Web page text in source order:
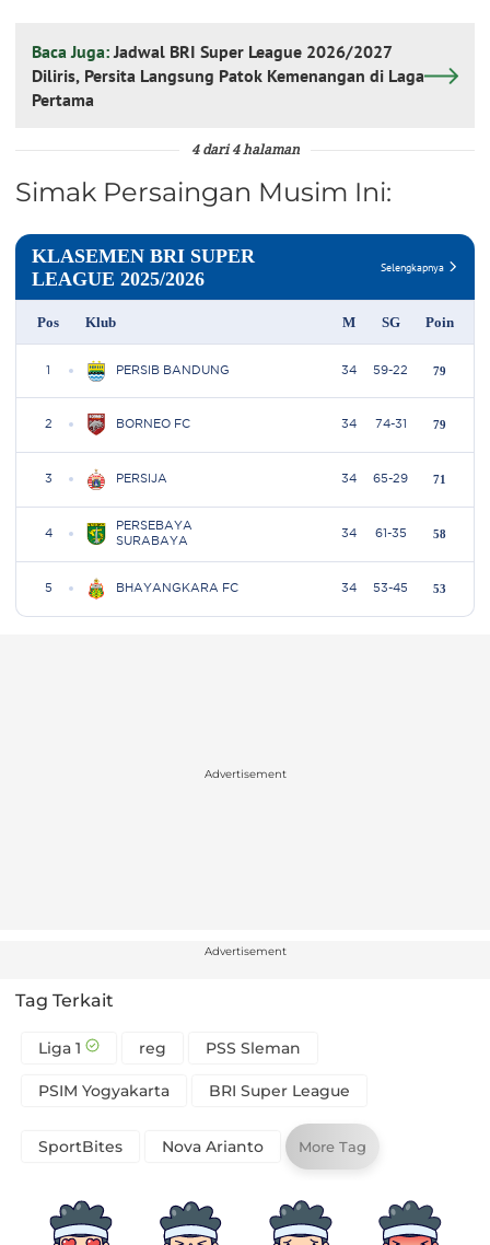
Baca Juga:Jadwal BRI Super League 2026/2027
Diliris, Persita Langsung Patok Kemenangan di Laga
Pertama
4 dari 4 halaman
Simak Persaingan Musim Ini:
Advertisement
Advertisement
Tag Terkait
Liga 1 reg PSS Sleman
PSIM Yogyakarta BRI Super League
SportBites Nova Arianto More Tag